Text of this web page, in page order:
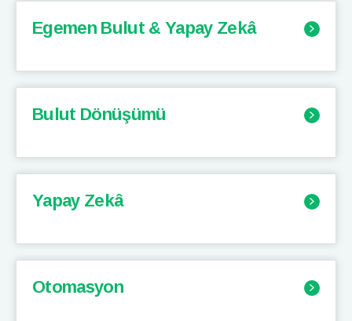
Egemen Bulut & Yapay Zekâ
Bulut Dönüşümü
Yapay Zekâ
Otomasyon